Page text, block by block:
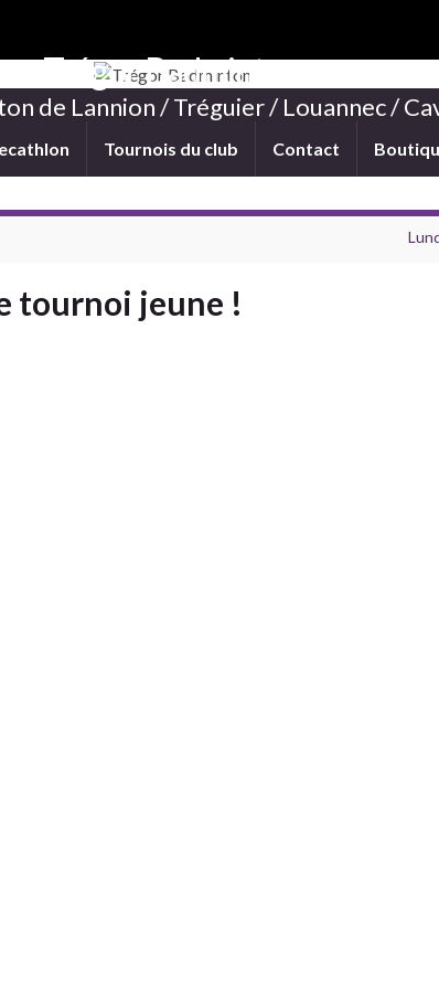
Trégor Badminton
de Lannion / Tréguier / Louannec /
Tournois du club Contact
tournoi jeune !